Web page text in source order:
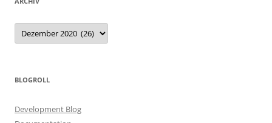
Archiv
BLOGROLL
Development Blog